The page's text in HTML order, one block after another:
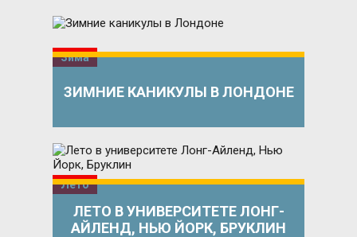
Зима
ЗИМНИЕ КАНИКУЛЫ В ЛОНДОНЕ
Лето
ЛЕТО В УНИВЕРСИТЕТЕ ЛОНГ-
АЙЛЕНД, НЬЮ ЙОРК, БРУКЛИН